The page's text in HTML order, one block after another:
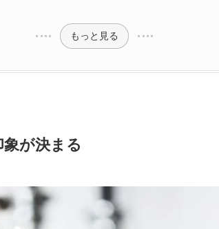
もっと見る
が決まる